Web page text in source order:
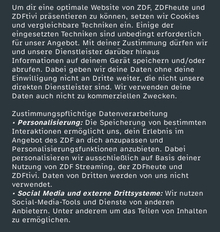
Um dir eine optimale Website von ZDF, ZDFheute und
ZDFtivi präsentieren zu können, setzen wir Cookies
und vergleichbare Techniken ein. Einige der
eingesetzten Techniken sind unbedingt erforderlich
für unser Angebot. Mit deiner Zustimmung dürfen wir
und unsere Dienstleister darüber hinaus
Informationen auf deinem Gerät speichern und/oder
abrufen. Dabei geben wir deine Daten ohne deine
Einwilligung nicht an Dritte weiter, die nicht unsere
direkten Dienstleister sind. Wir verwenden deine
Daten auch nicht zu kommerziellen Zwecken.
Zustimmungspflichtige Datenverarbeitung
• Personalisierung:Die Speicherung von bestimmten
Interaktionen ermöglicht uns, dein Erlebnis im
Angebot des ZDF an dich anzupassen und
Personalisierungsfunktionen anzubieten. Dabei
personalisieren wir ausschließlich auf Basis deiner
Nutzung von ZDF Streaming, der ZDFheute und
ZDFtivi. Daten von Dritten werden von uns nicht
verwendet.
• Social Media und externe Drittsysteme:Wir nutzen
Social-Media-Tools und Dienste von anderen
Anbietern. Unter anderem um das Teilen von Inhalten
zu ermöglichen.
r
D
e
k
o
!
D
I
Y
B
Mehr ZDF
ZDF-Apps
Smart TV
ZDFtext
Livestreams
Sendungen A-Z
TV-Programm
Service
ZDFmitreden
Kontakt zum ZDF
Tickets
Zuschauerservice
Hilfe
ZDF Unternehmen
Karriere